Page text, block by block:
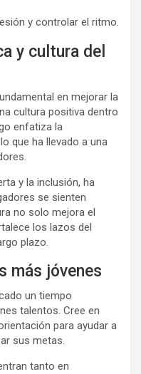
y controlar el ritmo.
y cultura del
en mejorar la
cultura positiva dentro
enfatiza la
que ha llevado a una
y la inclusión, ha
se sienten
no solo mejora el
los lazos del
plazo.
más jóvenes
un tiempo
talentos. Cree en
para ayudar a
sus metas.
tanto en